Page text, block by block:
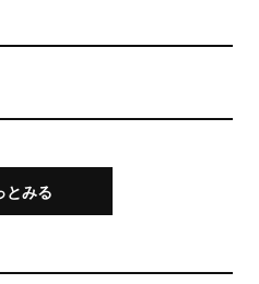
とみる